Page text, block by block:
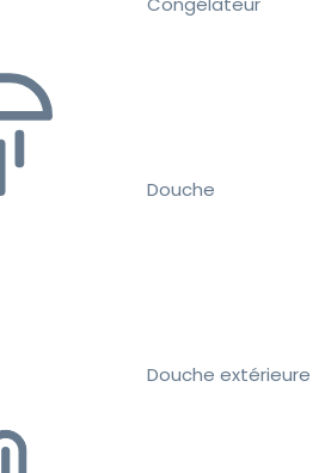
Douche
Douche extérieure